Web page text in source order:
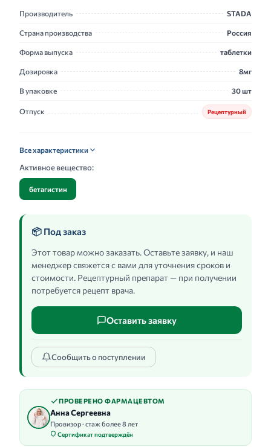
Производитель STADA
Страна производства Россия
Форма выпуска таблетки
Дозировка 8мг
В упаковке 30 шт
Отпуск Рецептурный
Все характеристики
Активное вещество:
бетагистин
📦 Под заказ
Этот товар можно заказать. Оставьте заявку, и наш
менеджер свяжется с вами для уточнения сроков и
стоимости. Рецептурный препарат — при получении
потребуется рецепт врача.
Оставить заявку
Сообщить о поступлении
ПРОВЕРЕНО ФАРМАЦЕВТОМ
Анна Сергеевна
Провизор · стаж более 8 лет
Сертификат подтверждён